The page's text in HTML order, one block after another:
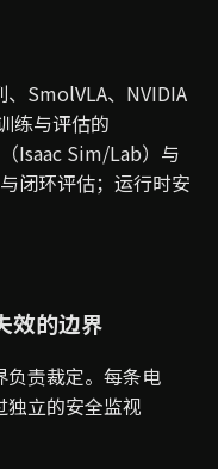
SmolVLA、NVIDIA
练与评估的
Isaac Sim/Lab）与
闭环评估；运行时安
效的边界
负责裁定。每条电
独立的安全监视